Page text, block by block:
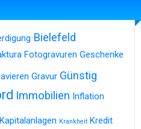
Bielefeld
Fotogravuren Geschenke
Gravur Günstig
Immobilien Inflation
Kapitalanlagen Krankheit Kredit